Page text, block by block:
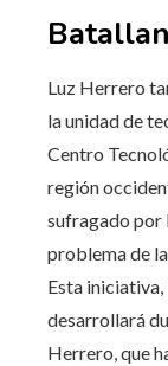
Luz Herrero
la unidad de
Centro
región
sufragado por
problema de
Esta
desarrollará
Herrero, que